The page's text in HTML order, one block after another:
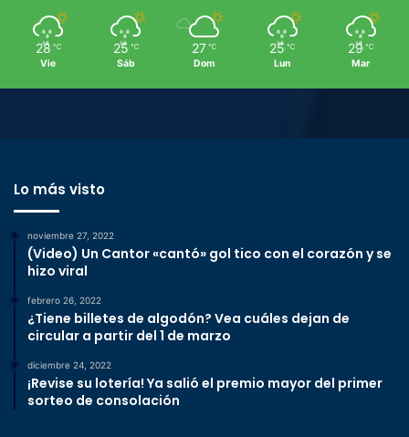
28 ℃
Vie
25 ℃
Sáb
27 ℃
Dom
25 ℃
Lun
29 ℃
Mar
Lo más visto
noviembre 27, 2022
(Video) Un Cantor «cantó» gol tico con el corazón y se
hizo viral
febrero 26, 2022
¿Tiene billetes de algodón? Vea cuáles dejan de
circular a partir del 1 de marzo
diciembre 24, 2022
¡Revise su lotería! Ya salió el premio mayor del primer
sorteo de consolación